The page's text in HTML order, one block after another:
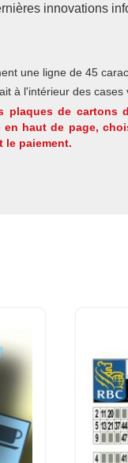
innovations
une ligne de 45
à l'intérieur des
plaques de
en haut de page,
le paiement.